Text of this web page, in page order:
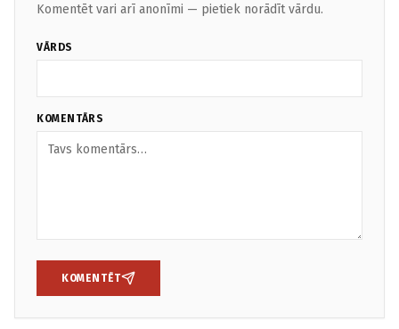
Komentēt vari arī anonīmi — pietiek norādīt vārdu.
VĀRDS
KOMENTĀRS
KOMENTĒT